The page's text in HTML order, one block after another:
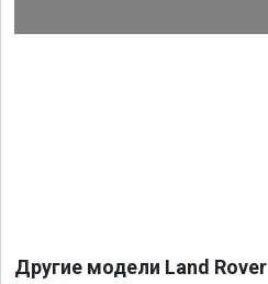
Другие модели Land Rover